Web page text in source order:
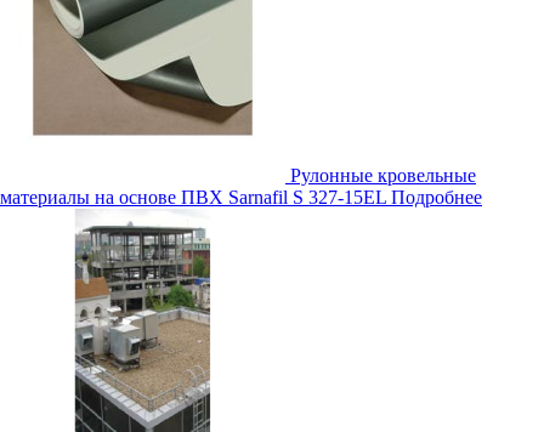
Рулонные кровельные
материалы на основе ПВХ Sarnafil S 327-15EL Подробнее